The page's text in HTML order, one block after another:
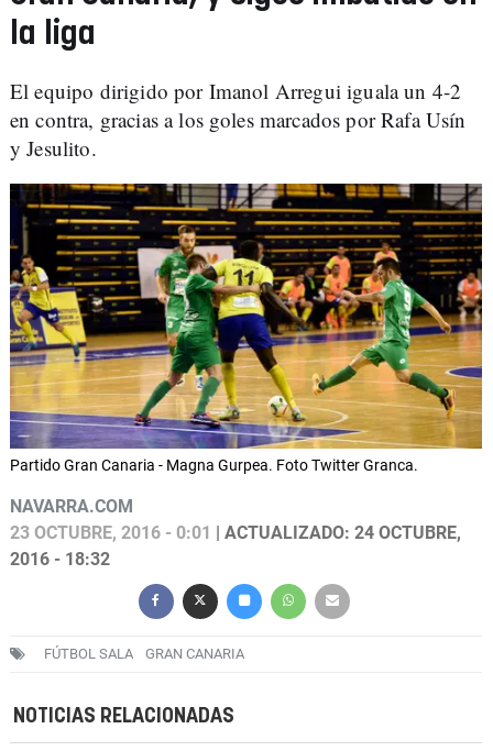
la liga
El equipo dirigido por Imanol Arregui iguala un 4-2
en contra, gracias a los goles marcados por Rafa Usín
y Jesulito.
Partido Gran Canaria - Magna Gurpea. Foto Twitter Granca.
NAVARRA.COM
23 OCTUBRE, 2016 - 0:01
| ACTUALIZADO: 24 OCTUBRE,
2016 - 18:32
FÚTBOL SALA GRAN CANARIA
NOTICIAS RELACIONADAS